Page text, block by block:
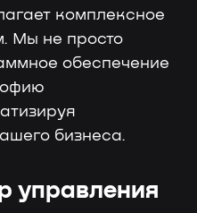
комплексное
Мы не просто
обеспечение
бизнеса.
управления